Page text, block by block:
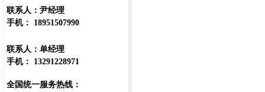
联系人：尹经理
手机： 18951507990
联系人：单经理
手机： 13291228971
全国统一服务热线：